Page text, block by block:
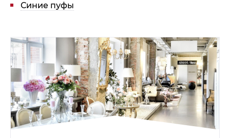
Кабинет
Кровати
Свет
Как купить
Доставка
Оплата
Отзывы
Политика обработки
персональных данных
Синие пуфы